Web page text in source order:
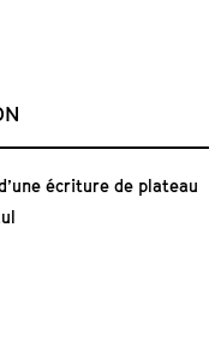
écriture de plateau